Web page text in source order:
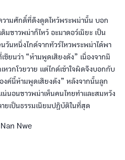
วามศักดิ์ที่ดึงดูดไหว้พระพม่านั้น บอก
มชาวพม่าก็ไหว้ อะมาดอว์เมียะ เป็น
วันหนึ่งไกด์จากทัวร์ไหวพระพม่าได้พา
ขียนว่า “ห้ามพูดเสียงดัง” เนื่องจากมี
วกโวยวาย แต่ไกด์เข้าใจผิดจึงบอกกับ
งค์นี้ห้ามพูดเสียงดัง” หลังจากนั้นลูก
นอนชาวพม่าเห็นคนไทยทำและสมหวัง
ายเป็นธรรมเนียมปฏิบัติในที่สุด
Nwe